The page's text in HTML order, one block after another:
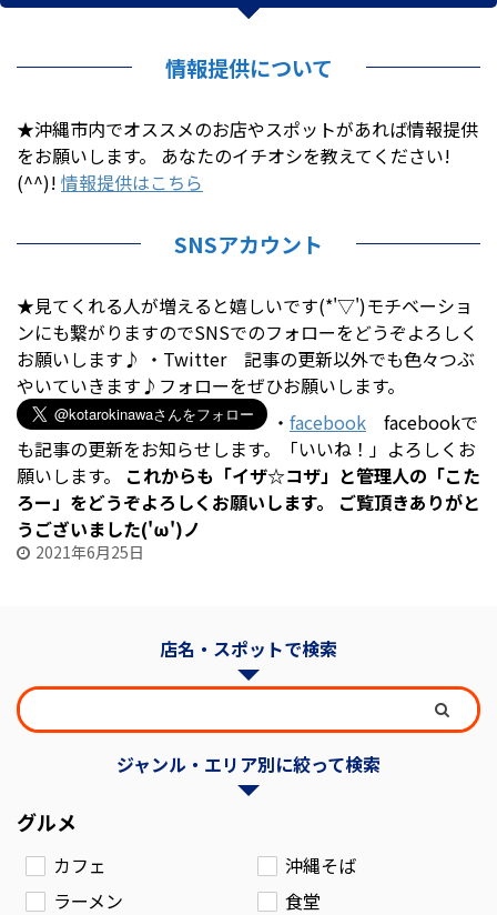
情報提供について
★沖縄市内でオススメのお店やスポットがあれば情報提供
をお願いします。 あなたのイチオシを教えてください!
(^^)! 情報提供はこちら
SNSアカウント
★見てくれる人が増えると嬉しいです(*'▽')モチベーショ
ンにも繋がりますのでSNSでのフォローをどうぞよろしく
お願いします♪ ・Twitter 記事の更新以外でも色々つぶ
やいていきます♪フォローをぜひお願いします。
・ facebook facebookで
も記事の更新をお知らせします。「いいね！」よろしくお
願いします。 これからも「イザ☆コザ」と管理人の「こた
ろー」をどうぞよろしくお願いします。
ご覧頂きありがと
うございました('ω')ノ
2021年6月25日
店名・スポットで検索
ジャンル・エリア別に絞って検索
グルメ
カフェ
沖縄そば
ラーメン
食堂